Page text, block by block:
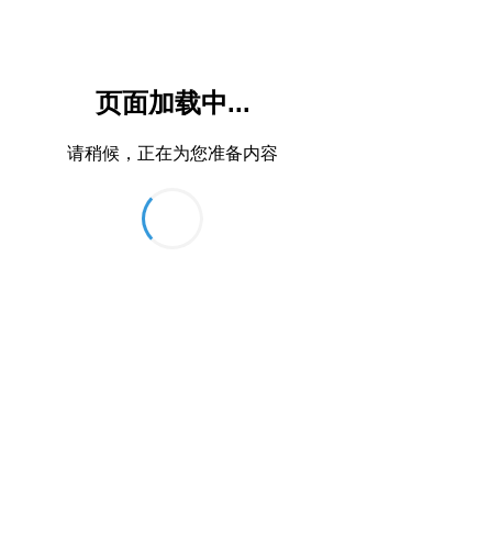
页面加载中...
请稍候，正在为您准备内容